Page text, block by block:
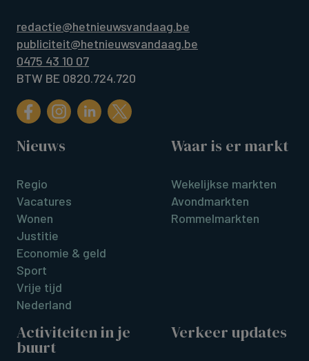
redactie@hetnieuwsvandaag.be
publiciteit@hetnieuwsvandaag.be
0475 43 10 07
BTW BE 0820.724.720
Nieuws
Regio
Vacatures
Wonen
Justitie
Economie & geld
Sport
Vrije tijd
Nederland
Waar is er markt
Wekelijkse markten
Avondmarkten
Rommelmarkten
Activiteiten in je
buurt
Verkeer updates